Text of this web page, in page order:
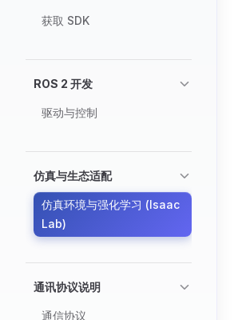
获取 SDK
ROS 2 开发
驱动与控制
仿真与生态适配
仿真环境与强化学习 (Isaac
Lab)
通讯协议说明
通信协议